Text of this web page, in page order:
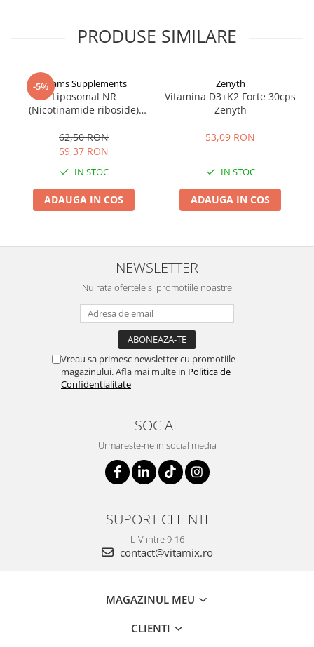
PRODUSE SIMILARE
-5%Adams Supplements
Liposomal NR
(Nicotinamide riboside)
Supplements
62,50 RON
59,37 RON
IN STOC
ADAUGA IN COS
Zenyth
Vitamina D3+K2 Forte 30cps
Zenyth
53,09 RON
IN STOC
ADAUGA IN COS
NEWSLETTER
Nu rata ofertele si promotiile noastre
Vreau sa primesc newsletter cu promotiile
magazinului. Afla mai multe in Politica de
Confidentialitate
SOCIAL
Urmareste-ne in social media
SUPORT CLIENTI
L-V intre 9-16
contact@vitamix.ro
MAGAZINUL MEU
CLIENTI